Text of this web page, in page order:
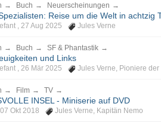
→ Buch → Neuerscheinungen →
Reise um die Welt in achtzig
, 27 Aug 2025 Jules Verne
→ Buch → SF & Phantastik →
und Links
, 26 Mär 2025 Jules Verne, Pioniere der
→ Film → TV →
INSEL - Miniserie auf DVD
07 Okt 2018 Jules Verne, Kapitän Nemo